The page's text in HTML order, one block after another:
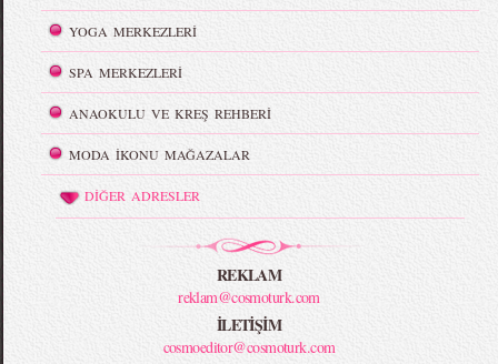
YOGA MERKEZLERİ
SPA MERKEZLERİ
ANAOKULU VE KREŞ REHBERİ
MODA İKONU MAĞAZALAR
DİĞER ADRESLER
REKLAM
reklam@cosmoturk.com
İLETİŞİM
cosmoeditor@cosmoturk.com